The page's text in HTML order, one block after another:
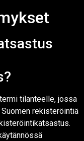
tilanteelle, jossa
rekisteröintiä